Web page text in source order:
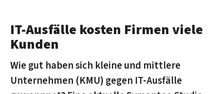
IT-Ausfälle kosten Firmen viele
Kunden
Wie gut haben sich kleine und mittlere
Unternehmen (KMU) gegen IT-Ausfälle